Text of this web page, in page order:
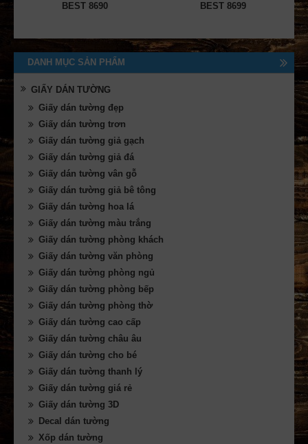
BEST 8690
BEST 8699
DANH MỤC SẢN PHẨM
GIẤY DÁN TƯỜNG
Giấy dán tường đẹp
Giấy dán tường trơn
Giấy dán tường giả gạch
Giấy dán tường giả đá
Giấy dán tường vân gỗ
Giấy dán tường giả bê tông
Giấy dán tường hoa lá
Giấy dán tường màu trắng
Giấy dán tường phòng khách
Giấy dán tường văn phòng
Giấy dán tường phòng ngủ
Giấy dán tường phòng bếp
Giấy dán tường phòng thờ
Giấy dán tường cao cấp
Giấy dán tường châu âu
Giấy dán tường cho bé
Giấy dán tường thanh lý
Giấy dán tường giá rẻ
Giấy dán tường 3D
Decal dán tường
Xốp dán tường